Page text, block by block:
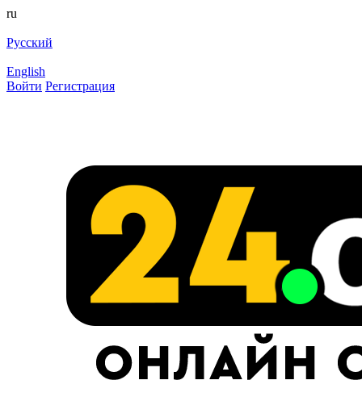
ru
Русский
English
Войти Регистрация